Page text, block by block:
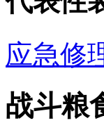
应急修
战斗粮